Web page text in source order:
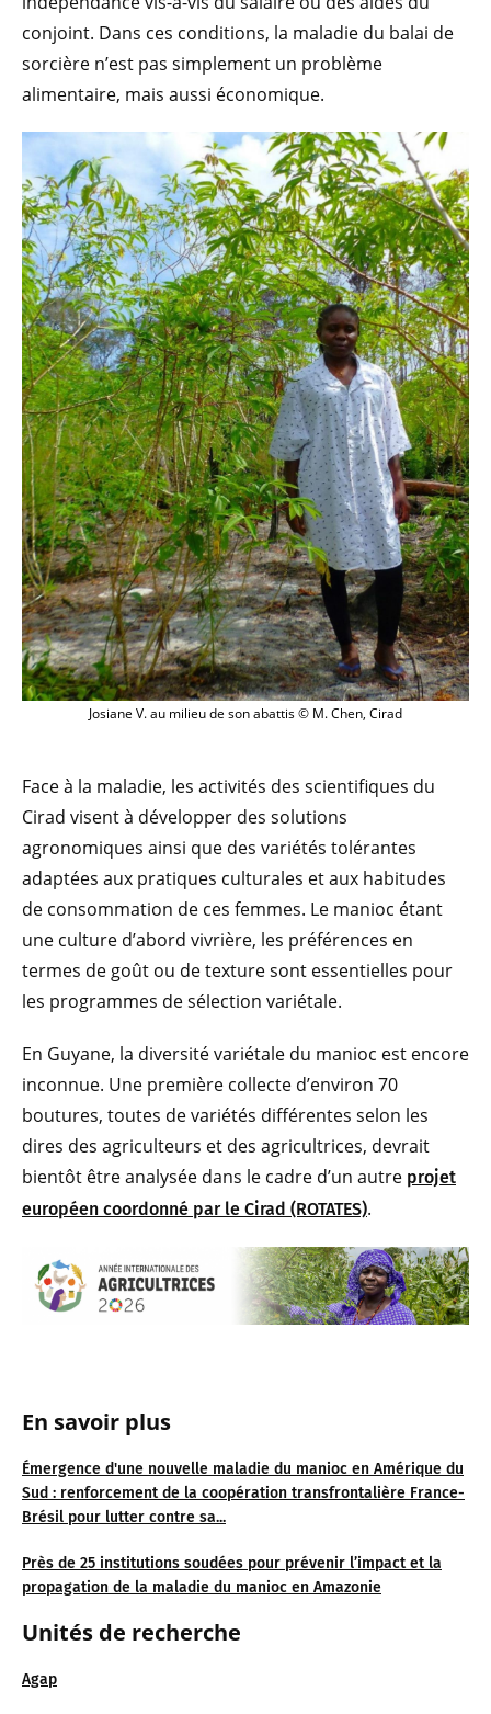
En savoir plus
Émergence d'une nouvelle maladie du manioc en Amérique du
Sud : renforcement de la coopération transfrontalière France-
Brésil pour lutter contre sa...
Près de 25 institutions soudées pour prévenir l’impact et la
propagation de la maladie du manioc en Amazonie
Unités de recherche
Agap
conjoint. Dans ces conditions, la maladie du balai de
sorcière n’est pas simplement un problème
alimentaire, mais aussi économique.
Josiane V. au milieu de son abattis © M. Chen, Cirad
Face à la maladie, les activités des scientifiques du
Cirad visent à développer des solutions
agronomiques ainsi que des variétés tolérantes
adaptées aux pratiques culturales et aux habitudes
de consommation de ces femmes. Le manioc étant
une culture d’abord vivrière, les préférences en
termes de goût ou de texture sont essentielles pour
les programmes de sélection variétale.
En Guyane, la diversité variétale du manioc est encore
inconnue. Une première collecte d’environ 70
boutures, toutes de variétés différentes selon les
dires des agriculteurs et des agricultrices, devrait
bientôt être analysée dans le cadre d’un autre projet
européen coordonné par le Cirad (ROTATES).